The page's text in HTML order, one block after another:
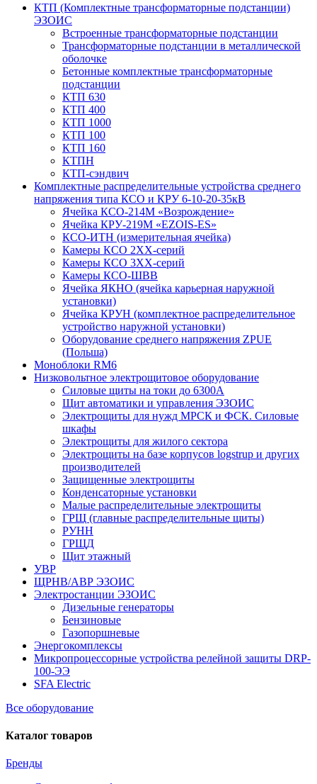
КТП (Комплектные трансформаторные подстанции)
ЭЗОИС
Встроенные трансформаторные подстанции
Трансформаторные подстанции в металлической
оболочке
Бетонные комплектные трансформаторные
подстанции
КТП 630
КТП 400
КТП 1000
КТП 100
КТП 160
КТПН
КТП-сэндвич
Комплектные распределительные устройства среднего
напряжения типа КСО и КРУ 6-10-20-35кВ
Ячейка КСО-214М «Возрождение»
Ячейка КРУ-219М «EZOIS-ES»
КСО-ИТН (измерительная ячейка)
Камеры КСО 2ХХ-серий
Камеры КСО 3ХХ-серий
Камеры КСО-ШВВ
Ячейка ЯКНО (ячейка карьерная наружной
установки)
Ячейка КРУН (комплектное распределительное
устройство наружной установки)
Оборудование среднего напряжения ZPUE
(Польша)
Моноблоки RM6
Низковольтное электрощитовое оборудование
Силовые щиты на токи до 6300А
Щит автоматики и управления ЭЗОИС
Электрощиты для нужд МРСК и ФСК. Силовые
шкафы
Электрощиты для жилого сектора
Электрощиты на базе корпусов logstrup и других
производителей
Защищенные электрощиты
Конденсаторные установки
Малые распределительные электрощиты
ГРЩ (главные распределительные щиты)
РУНН
ГРЩД
Щит этажный
УВР
ЩРНВ/АВР ЭЗОИС
Электростанции ЭЗОИС
Дизельные генераторы
Бензиновые
Газопоршневые
Энергокомплексы
Микропроцессорные устройства релейной защиты DRP-
100-ЭЭ
SFA Electric
Все оборудование
Каталог товаров
Бренды